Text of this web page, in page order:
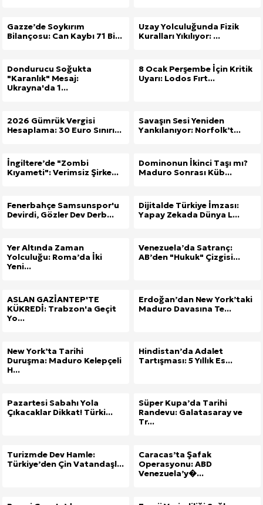
Gazze’de Soykırım
Bilançosu: Can Kaybı 71 Bi...
Uzay Yolculuğunda Fizik
Kuralları Yıkılıyor: ...
Dondurucu Soğukta
"Karanlık" Mesaj:
Ukrayna'da 1...
8 Ocak Perşembe İçin Kritik
Uyarı: Lodos Fırt...
2026 Gümrük Vergisi
Hesaplama: 30 Euro Sınırı...
Savaşın Sesi Yeniden
Yankılanıyor: Norfolk’t...
İngiltere’de "Zombi
Kıyameti": Verimsiz Şirke...
Dominonun İkinci Taşı mı?
Maduro Sonrası Küb...
Fenerbahçe Samsunspor'u
Devirdi, Gözler Dev Derb...
Dijitalde Türkiye İmzası:
Yapay Zekada Dünya L...
Yer Altında Zaman
Yolculuğu: Roma’da İki
Yeni...
Venezuela’da Satranç:
AB’den "Hukuk" Çizgisi...
ASLAN GAZİANTEP'TE
KÜKREDİ: Trabzon'a Geçit
Yo...
Erdoğan’dan New York’taki
Maduro Davasına Te...
New York’ta Tarihi
Duruşma: Maduro Kelepçeli
H...
Hindistan’da Adalet
Tartışması: 5 Yıllık Es...
Pazartesi Sabahı Yola
Çıkacaklar Dikkat! Türki...
Süper Kupa’da Tarihi
Randevu: Galatasaray ve
Tr...
Turizmde Dev Hamle:
Türkiye’den Çin Vatandaşl...
Caracas’ta Şafak
Operasyonu: ABD
Venezuela’y�...